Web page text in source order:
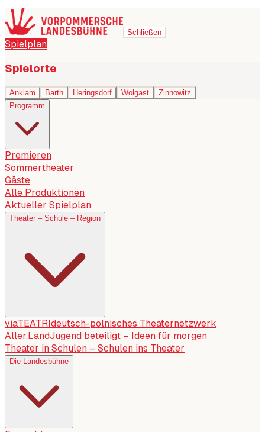
Schließen
Spielplan
Spielorte
Anklam Barth Heringsdorf Wolgast
Zinnowitz
Programm
Premieren
Sommertheater
Gäste
Alle Produktionen
Aktueller Spielplan
Theater – Schule – Region
viaTEATRI deutsch-polnisches Theaternetzwerk
Aller.LandJugend beteiligt – Ideen für morgen
Theater in Schulen – Schulen ins Theater
Die Landesbühne